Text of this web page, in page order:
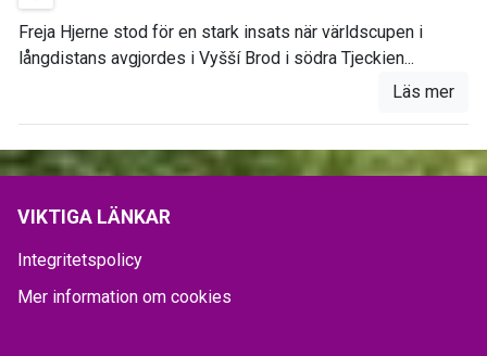
Freja Hjerne stod för en stark insats när världscupen i
långdistans avgjordes i Vyšší Brod i södra Tjeckien...
Läs mer
VIKTIGA LÄNKAR
Integritetspolicy
Mer information om cookies